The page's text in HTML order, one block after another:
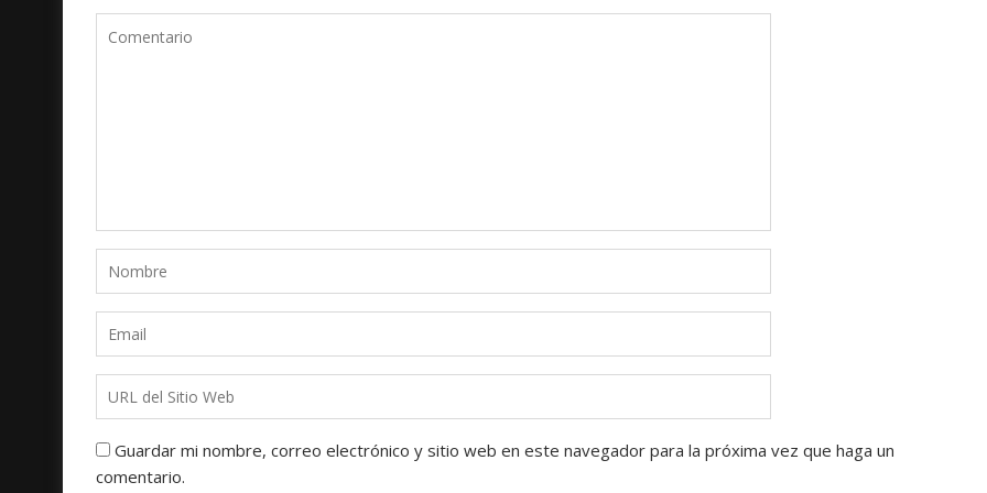
Guardar mi nombre, correo electrónico y sitio web en este navegador para la próxima vez que haga un
comentario.